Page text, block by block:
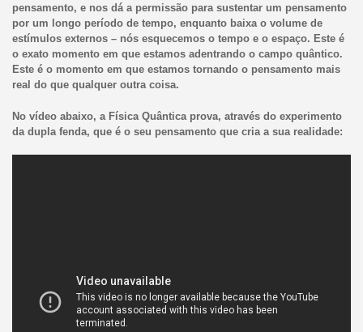
pensamento, e nos dá a permissão para sustentar um pensamento
por um longo período de tempo, enquanto baixa o volume de
estímulos externos – nós esquecemos o tempo e o espaço. Este é
o exato momento em que estamos adentrando o campo quântico.
Este é o momento em que estamos tornando o pensamento mais
real do que qualquer outra coisa.
No vídeo abaixo, a Física Quântica prova, através do experimento
da dupla fenda, que é o seu pensamento que cria a sua realidade: